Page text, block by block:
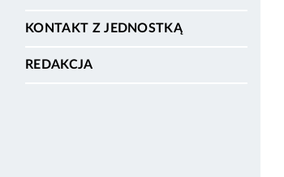
KONTAKT Z JEDNOSTKĄ
REDAKCJA